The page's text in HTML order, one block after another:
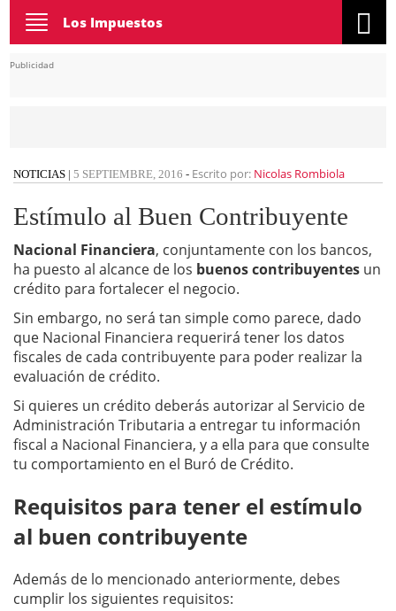
Toggle
navigation
Los Impuestos
Publicidad
NOTICIAS | 5 SEPTIEMBRE, 2016 - Escrito por: Nicolas Rombiola
Estímulo al Buen Contribuyente
Nacional Financiera, conjuntamente con los bancos,
ha puesto al alcance de los buenos contribuyentes un
crédito para fortalecer el negocio.
Sin embargo, no será tan simple como parece, dado
que Nacional Financiera requerirá tener los datos
fiscales de cada contribuyente para poder realizar la
evaluación de crédito.
Si quieres un crédito deberás autorizar al Servicio de
Administración Tributaria a entregar tu información
fiscal a Nacional Financiera, y a ella para que consulte
tu comportamiento en el Buró de Crédito.
Requisitos para tener el estímulo
al buen contribuyente
Además de lo mencionado anteriormente, debes
cumplir los siguientes requisitos: